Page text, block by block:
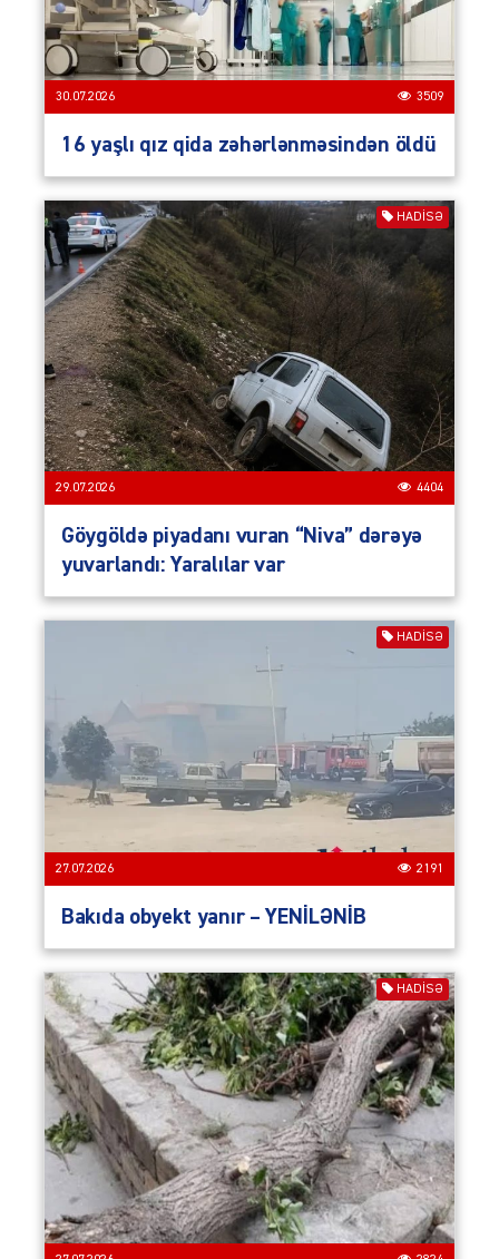
30.07.2026 3509
16 yaşlı qız qida zəhərlənməsindən öldü
HADISƏ
29.07.2026 4404
Göygöldə piyadanı vuran “Niva” dərəyə
yuvarlandı: Yaralılar var
HADISƏ
27.07.2026 2191
Bakıda obyekt yanır – YENİLƏNİB
HADISƏ